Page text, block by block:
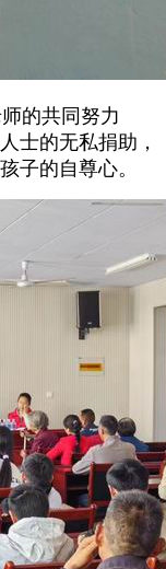
的共同努力
士的无私捐助，
子的自尊心。